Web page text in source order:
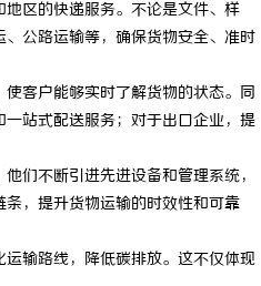
区的快递服务。不论是文件、样
公路运输等，确保货物安全、准时
客户能够实时了解货物的状态。同
站式配送服务；对于出口企业，提
们不断引进先进设备和管理系统，
，提升货物运输的时效性和可靠
输路线，降低碳排放。这不仅体现